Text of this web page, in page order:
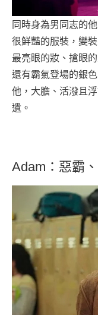
同時身為男同志的
很鮮豔的服裝，變
最亮眼的妝、搶眼
還有霸氣登場的銀
他，大膽、活潑且
遺。
Adam：惡霸